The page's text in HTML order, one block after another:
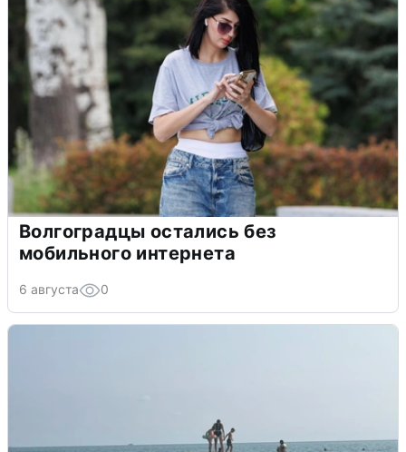
Волгоградцы остались без
мобильного интернета
6 августа 0